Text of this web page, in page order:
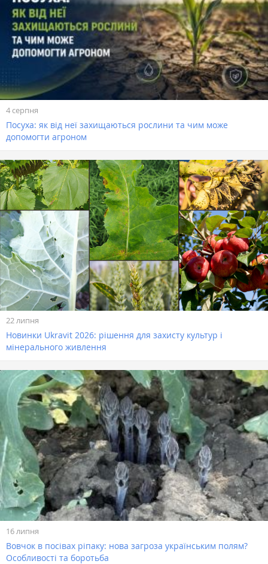
4 серпня
Посуха: як від неї захищаються рослини та чим може
допомогти агроном
22 липня
Новинки Ukravit 2026: рішення для захисту культур і
мінерального живлення
16 липня
Вовчок в посівах ріпаку: нова загроза українським полям?
Особливості та боротьба